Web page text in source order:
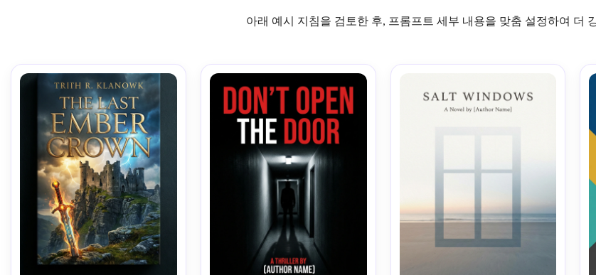
아래 예시 지침을 검토한 후, 프롬프트 세부 내용을 맞춤 설정하여 더